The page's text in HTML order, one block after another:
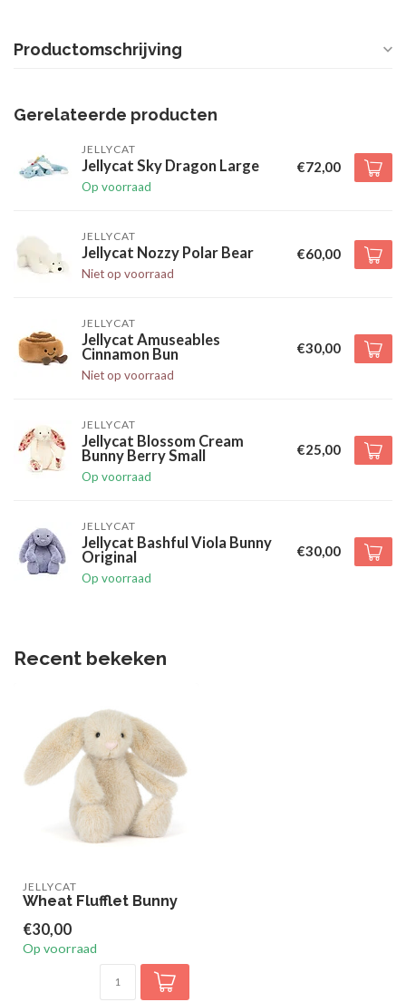
Productomschrijving
Gerelateerde producten
JELLYCAT
Jellycat Sky Dragon Large
Op voorraad
€72,00
JELLYCAT
Jellycat Nozzy Polar Bear
Niet op voorraad
€60,00
JELLYCAT
Jellycat Amuseables
Cinnamon Bun
Niet op voorraad
€30,00
JELLYCAT
Jellycat Blossom Cream
Bunny Berry Small
Op voorraad
€25,00
JELLYCAT
Jellycat Bashful Viola Bunny
Original
Op voorraad
€30,00
Recent bekeken
JELLYCAT
Wheat Flufflet Bunny
€30,00
Op voorraad